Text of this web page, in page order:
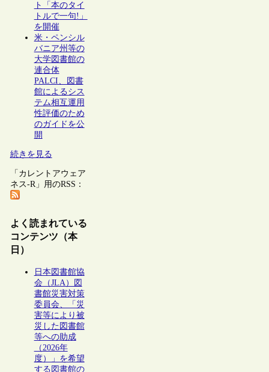
ト「本のタイ
トルで一句!」
を開催
米・ペンシル
バニア州等の
大学図書館の
連合体
PALCI、図書
館によるシス
テム相互運用
性評価のため
のガイドを公
開
続きを見る
「カレントアウェア
ネス-R」用のRSS：
よく読まれている
コンテンツ（本
日）
日本図書館協
会（JLA）図
書館災害対策
委員会、「災
害等により被
災した図書館
等への助成
（2026年
度）」を希望
する図書館の